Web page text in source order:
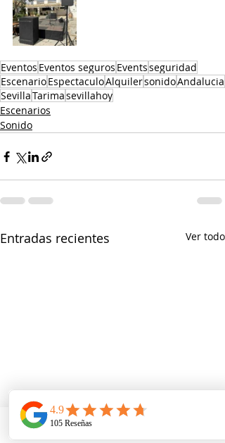
Eventos Eventos seguros Eventsseguridad
EscenarioEspectaculoAlquilersonidoAndalucia
SevillaTarimasevillahoy
Escenarios
Sonido
Entradas recientes Ver todo